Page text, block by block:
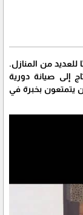
للعديد من المنازل.
إلى صيانة دورية
يتمتعون بخبرة في